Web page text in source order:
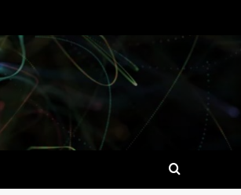
Wpisy
Książki o marketingu
pełne praktycznej
Książki o marketingu
inspirujące do działania